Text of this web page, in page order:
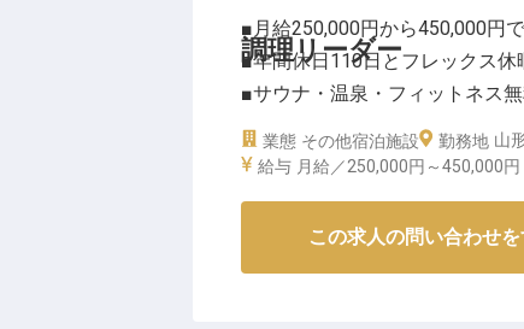
から運営まで幅広い業務に携わ
社会保険完備はもちろん、移住
サウナや温泉、フィットネス
え、あなたのキャリアを応援し
※2025年10月02日時点の情報で
調理リーダー
■月給250,000円から450,000円
■年間休日110日とフレックス
■サウナ・温泉・フィットネス
■メニュー開発から提供まで、
お客様の旅の思い出を彩る、
業態 その他宿泊施設 勤務地 山
給与 月給／250,000円～450,000円
この求人の問い合わせ